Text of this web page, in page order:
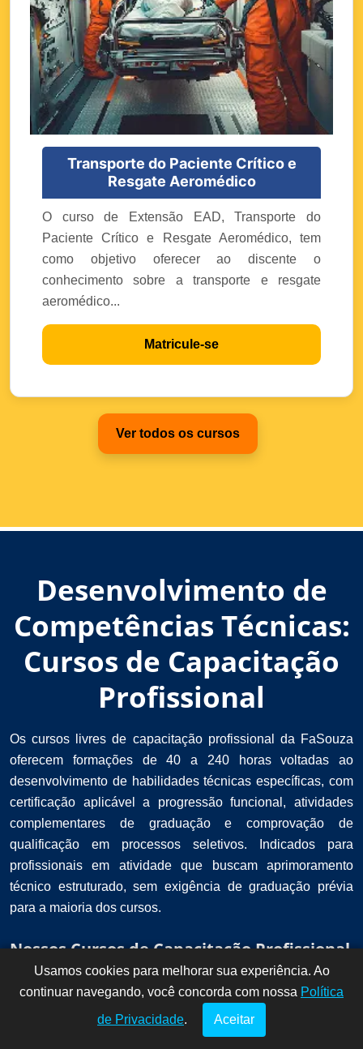
Transporte do Paciente Crítico e
Resgate Aeromédico
O curso de Extensão EAD, Transporte do
Paciente Crítico e Resgate Aeromédico, tem
como objetivo oferecer ao discente o
conhecimento sobre a transporte e resgate
aeromédico...
Matricule-se
Ver todos os cursos
Desenvolvimento de
Competências Técnicas:
Cursos de Capacitação
Profissional
Os cursos livres de capacitação profissional da FaSouza
oferecem formações de 40 a 240 horas voltadas ao
desenvolvimento de habilidades técnicas específicas, com
certificação aplicável a progressão funcional, atividades
complementares de graduação e comprovação de
qualificação em processos seletivos. Indicados para
profissionais em atividade que buscam aprimoramento
técnico estruturado, sem exigência de graduação prévia
para a maioria dos cursos.
Nossos Cursos de Capacitação Profissional
!
Dúvidas? Fale
conosco por
aqui!
Usamos cookies para melhorar sua experiência. Ao
continuar navegando, você concorda com nossa Política
de Privacidade. Aceitar